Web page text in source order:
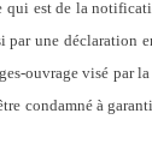
est de la
par une
ouvrage visé par
condamné à